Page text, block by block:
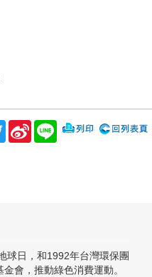
TwitterSina
Weibo
Line
球日，和1992年台灣環保團
會，推動綠色消費運動。